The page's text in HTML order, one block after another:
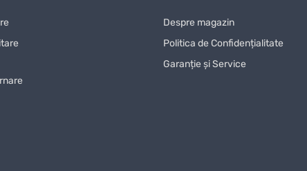
interne relevante. Puteți reveni la categoria părinte
de articole și secțiuni apropiate. Această legătură este utilă când
Din acest motiv, alegerea se face direct din lista principală de
Despre magazin
Politica de Confidențialitate
Garanție și Service